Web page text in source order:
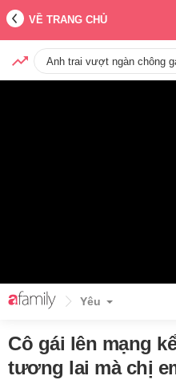
VỀ TRANG CHỦ
Anh trai vượt ngàn chông
Yêu
Cô gái lên mạng
tương lai mà chị